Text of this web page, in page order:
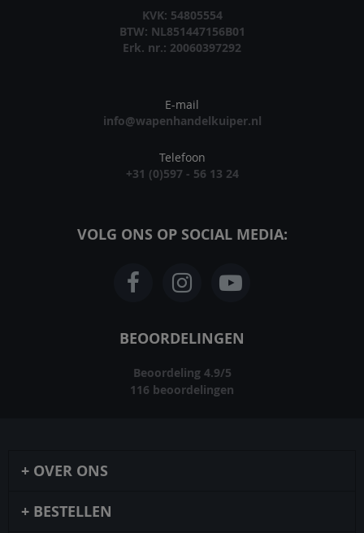
KVK: 54805554
BTW: NL851447156B01
Erk. nr.: 20060397292
E-mail
info@wapenhandelkuiper.nl
Telefoon
+31 (0)597 - 56 13 24
VOLG ONS OP SOCIAL MEDIA:
BEOORDELINGEN
Beoordeling 4.9/5
116 beoordelingen
OVER ONS
BESTELLEN